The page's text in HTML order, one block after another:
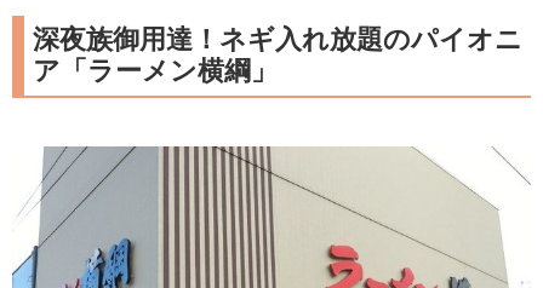
深夜族御用達！ネギ入れ放題のパイオニ
ア「ラーメン横綱」